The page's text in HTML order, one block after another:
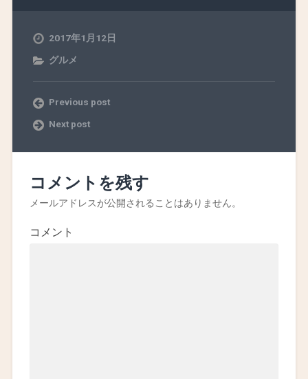
2017年1月12日
グルメ
Previous post
Next post
コメントを残す
メールアドレスが公開されることはありません。
コメント